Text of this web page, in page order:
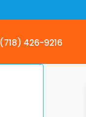
(718) 426-9216